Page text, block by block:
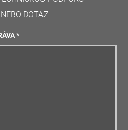
DOTAZ
*